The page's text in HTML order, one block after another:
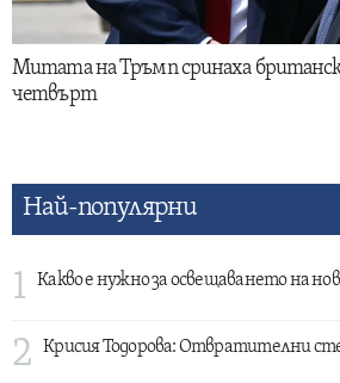
Митата на Тръмп сринаха
четвърт
Най-популярни
1 Какво е нужно за освещаването на
2 Крисия Тодорова: Отвратителни